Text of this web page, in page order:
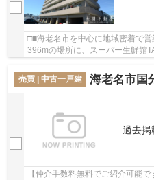
□■海老名市を中心に地域密着で
396mの場所に、スーパー生鮮館
売買 | 中古一戸建
海老名市国分北１丁
過去掲
【仲介手数料無料でご紹介可能